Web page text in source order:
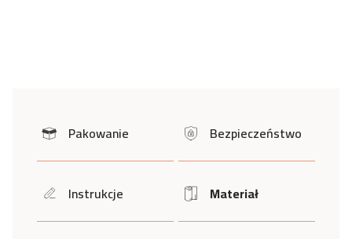
icon Pakowanie icon Bezpieczeństwo
icon Instrukcje Icon Materiał